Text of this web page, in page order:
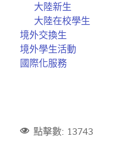
大陸新生
大陸在校學生
境外交換生
境外學生活動
國際化服務
點擊數: 13743